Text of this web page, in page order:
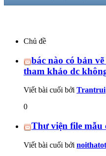
Chủ đề
bác nào có bản
tham khảo dc
Viết bài cuối bởi Trantrui
0
Thư viện file mẫu
Viết bài cuối bởi